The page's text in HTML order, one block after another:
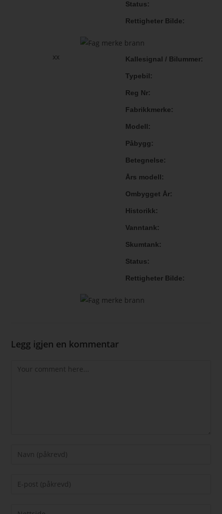
Status
Rettigheter Bilde
xx Kallesignal / Bilummer
Typebil
Reg Nr
Fabrikkmerke
Modell
Påbygg
Betegnelse
Års modell
Ombygget År
Historikk
Vanntank
Skumtank
Status
Rettigheter Bilde
Legg igjen en kommentar